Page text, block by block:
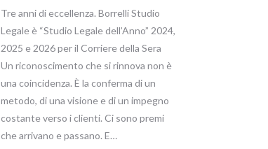
Tre anni di eccellenza. Borrelli Studio
Legale è “Studio Legale dell’Anno” 2024,
2025 e 2026 per il Corriere della Sera
Un riconoscimento che si rinnova non è
una coincidenza. È la conferma di un
metodo, di una visione e di un impegno
costante verso i clienti. Ci sono premi
che arrivano e passano. E…